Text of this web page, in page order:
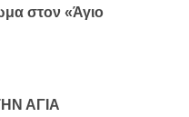
στον «Άγιο
ΑΓΙΑ